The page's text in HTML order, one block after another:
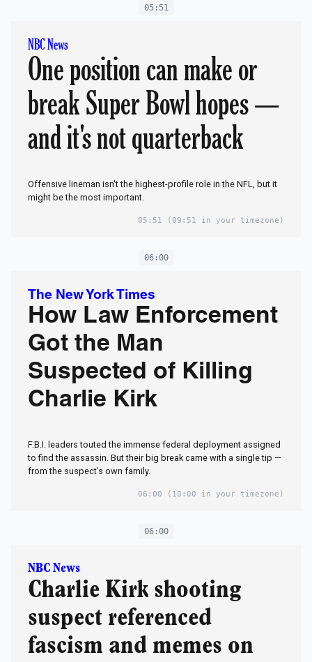
05:51
NBC News
One position can make or
break Super Bowl hopes —
and it's not quarterback
Offensive lineman isn't the highest-profile role in the NFL, but it
might be the most important.
05:51 (09:51 in your timezone)
06:00
The New York Times
How Law Enforcement
Got the Man
Suspected of Killing
Charlie Kirk
F.B.I. leaders touted the immense federal deployment assigned
to find the assassin. But their big break came with a single tip —
from the suspect’s own family.
06:00 (10:00 in your timezone)
06:00
NBC News
Charlie Kirk shooting
suspect referenced
fascism and memes on